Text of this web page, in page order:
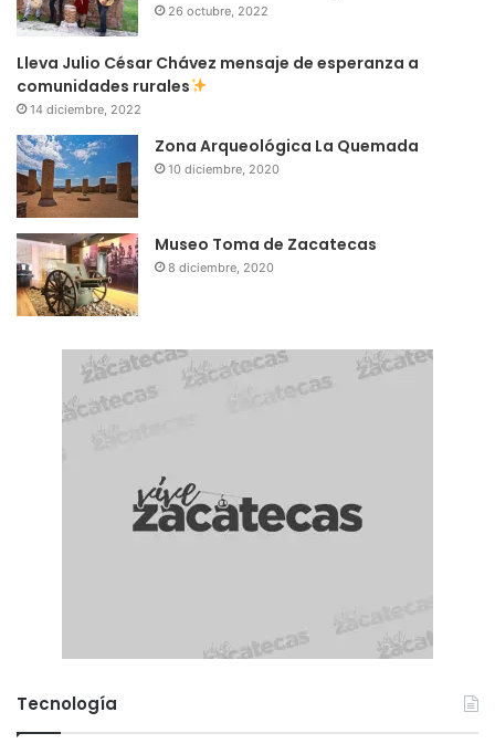
26 octubre, 2022
Lleva Julio César Chávez mensaje de esperanza a
comunidades rurales
14 diciembre, 2022
Zona Arqueológica La Quemada
10 diciembre, 2020
Museo Toma de Zacatecas
8 diciembre, 2020
Tecnología